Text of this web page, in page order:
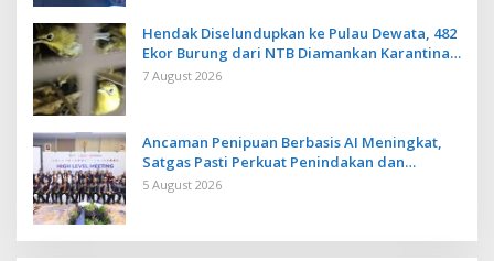
Hendak Diselundupkan ke Pulau Dewata, 482
Ekor Burung dari NTB Diamankan Karantina
Bali
7 August 2026
Ancaman Penipuan Berbasis AI Meningkat,
Satgas Pasti Perkuat Penindakan dan
Pengembangan Aplikasi Anti Penipuan
5 August 2026